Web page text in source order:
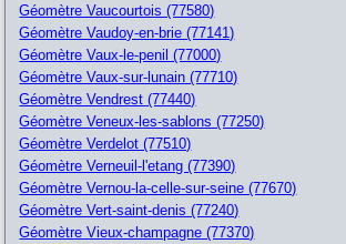
Géomètre Vaucourtois (77580)
Géomètre Vaudoy-en-brie (77141)
Géomètre Vaux-le-penil (77000)
Géomètre Vaux-sur-lunain (77710)
Géomètre Vendrest (77440)
Géomètre Veneux-les-sablons (77250)
Géomètre Verdelot (77510)
Géomètre Verneuil-l'etang (77390)
Géomètre Vernou-la-celle-sur-seine (77670)
Géomètre Vert-saint-denis (77240)
Géomètre Vieux-champagne (77370)